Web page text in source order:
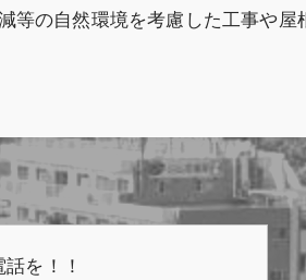
の自然環境を考慮した工事や屋
を！！